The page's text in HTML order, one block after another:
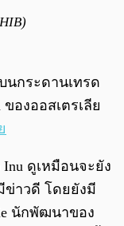
นกระดานเทรด
องออสเตรเลีย
ดูเหมือนจะยัง
ข่าวดี โดยยังมี
นักพัฒนาของ